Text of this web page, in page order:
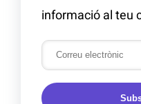
informació al teu